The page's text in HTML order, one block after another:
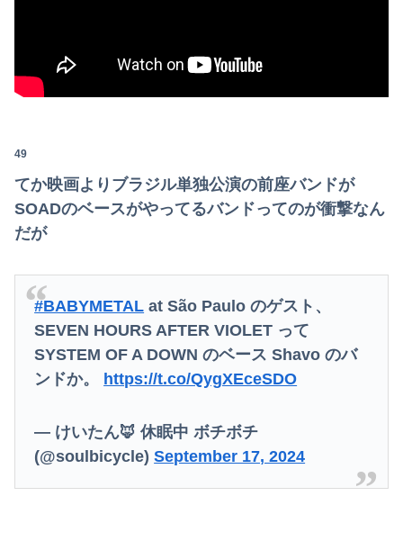
49
てか映画よりブラジル単独公演の前座バンドが
SOADのベースがやってるバンドってのが衝撃なん
だが
#BABYMETAL at São Paulo のゲスト、
SEVEN HOURS AFTER VIOLET って
SYSTEM OF A DOWN のベース Shavo のバ
ンドか。 https://t.co/QygXEceSDO
— けいたん🦊 休眠中 ボチボチ
(@soulbicycle)September 17, 2024